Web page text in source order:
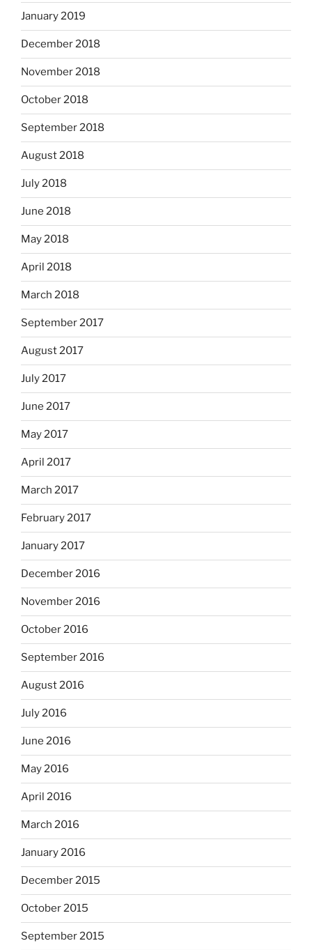
January 2019
December 2018
November 2018
October 2018
September 2018
August 2018
July 2018
June 2018
May 2018
April 2018
March 2018
September 2017
August 2017
July 2017
June 2017
May 2017
April 2017
March 2017
February 2017
January 2017
December 2016
November 2016
October 2016
September 2016
August 2016
July 2016
June 2016
May 2016
April 2016
March 2016
January 2016
December 2015
October 2015
September 2015